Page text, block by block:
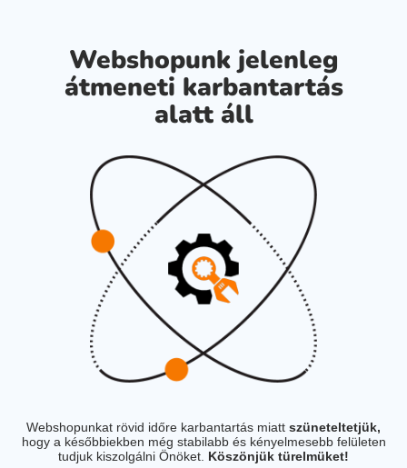
Webshopunk jelenleg
átmeneti karbantartás
alatt áll
Webshopunkat rövid időre karbantartás miatt szüneteltetjük,
hogy a későbbiekben még stabilabb és kényelmesebb felületen
tudjuk kiszolgálni Önöket. Köszönjük türelmüket!